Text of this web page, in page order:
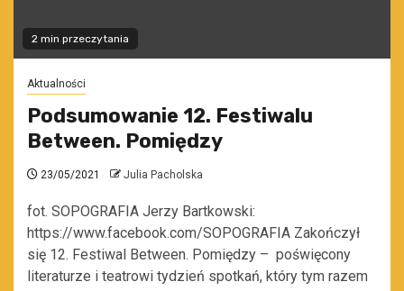
2 min przeczytania
Aktualności
Podsumowanie 12. Festiwalu
Between. Pomiędzy
23/05/2021 Julia Pacholska
fot. SOPOGRAFIA Jerzy Bartkowski:
https://www.facebook.com/SOPOGRAFIA Zakończył
się 12. Festiwal Between. Pomiędzy – poświęcony
literaturze i teatrowi tydzień spotkań, który tym razem